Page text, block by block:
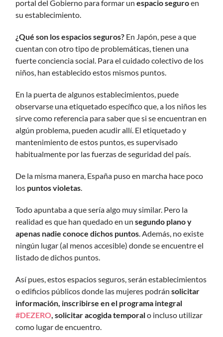
portal del Gobierno para formar un espacio seguroen
su establecimiento.
¿Qué son los espacios seguros? En Japón, pese a que
cuentan con otro tipo de problemáticas, tienen una
fuerte conciencia social. Para el cuidado colectivo de los
niños, han establecido estos mismos puntos.
En la puerta de algunos establecimientos, puede
observarse una etiquetado específico que, a los niños les
sirve como referencia para saber que si se encuentran en
algún problema, pueden acudir allí. El etiquetado y
mantenimiento de estos puntos, es supervisado
habitualmente por las fuerzas de seguridad del país.
De la misma manera, España puso en marcha hace poco
los puntos violetas
Todo apuntaba a que sería algo muy similar. Pero la
realidad es que han quedado en un segundo plano y
apenas nadie conoce dichos puntos . Además, no existe
ningún lugar (al menos accesible) donde se encuentre el
listado de dichos puntos.
Así pues, estos espacios seguros, serán establecimientos
o edificios públicos donde las mujeres podrán solicitar
información, inscribirse en el programa integral
#DEZERO , solicitar acogida temporalo incluso utilizar
como lugar de encuentro.